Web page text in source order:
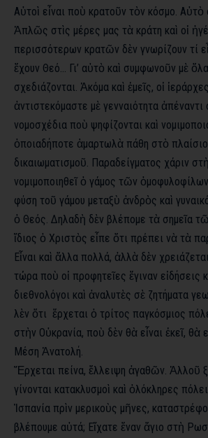
Αὐτοὶ εἶναι ποὺ κρατοῦν τὸν κόσμο. Αὐτὸ
Ἁπλῶς στὶς μέρες μας τὰ κράτη καὶ οἱ
περισσότερων κρατῶν δὲν γνωρίζουν τί
ἔχουν Θεό… Γι’ αὐτὸ καὶ συμφωνοῦν μὲ
σχεδιάζονται. Ἀκόμα καὶ ἐμεῖς, οἱ
ἀντιστεκόμαστε μὲ γενναιότητα
νομοσχέδια ποὺ ψηφίζονται καὶ
ὁποιαδήποτε ἁμαρτωλὰ πάθη στὸ
δικαιωματισμοῦ. Παραδείγματος χάριν
νομιμοποιηθεῖ ὁ γάμος τῶν
φύση τοῦ γάμου μεταξὺ ἀνδρὸς καὶ
ὁ Θεός. Δηλαδὴ δὲν βλέπομε τὰ σημεῖα
ἴδιος ὁ Χριστὸς εἶπε ὅτι πρέπει νὰ τὰ
Εἶναι καὶ ἄλλα πολλά, ἀλλὰ δὲν
τώρα ποὺ οἱ προφητεῖες ἔγιναν εἰδήσεις
διεθνολόγοι καὶ ἀναλυτὲς σὲ ζητήματα
λὲν ὅτι ἔρχεται ὁ τρίτος παγκόσμιος
στὴν Οὐκρανία, ποὺ δὲν θὰ εἶναι ἐκεῖ, θὰ
Μέση Ἀνατολή.
Ἔρχεται πείνα, ἔλλειψη ἀγαθῶν. Ἀλλοῦ
γίνονται κατακλυσμοὶ καὶ ὁλόκληρες
Ἰσπανία πρὶν μερικοὺς μῆνες,
βλέπουμε αὐτά; Εἴχατε ἕναν ἅγιο στὴ